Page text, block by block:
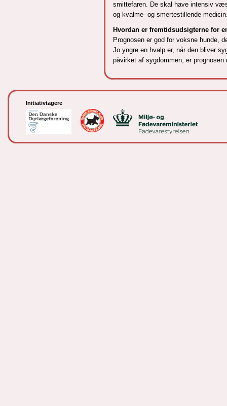
smittefaren. De skal have intensiv
og kvalme- og smertestillende
Hvordan er fremtidsudsigterne for
Prognosen er god for voksne hunde,
Jo yngre en hvalp er, når den bliver
påvirket af sygdommen, er
Initiativtagere